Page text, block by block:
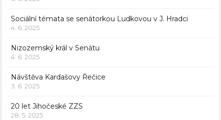
Sociální témata se senátorkou Ludkovou v J. Hradci
4. 6. 2025
Nizozemský král v Senátu
4. 6. 2025
Návštěva Kardašovy Řečice
3. 6. 2025
20 let Jihočeské ZZS
28. 5. 2025